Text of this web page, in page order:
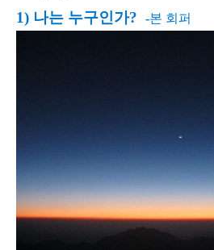
1) 나는 누구인가? -본 회퍼